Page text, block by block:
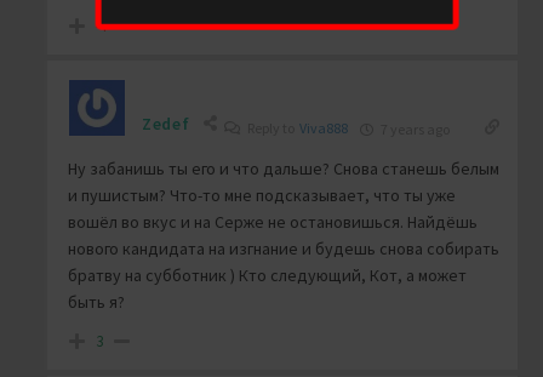
-7
Zedef Viva888
Ну забанишь ты его и что дальше? Снова станешь белым
и пушистым? Что-то мне подсказывает, что ты уже
вошёл во вкус и на Серже не остановишься. Найдёшь
нового кандидата на изгнание и будешь снова собирать
братву на субботник ) Кто следующий, Кот, а может
быть я?
3